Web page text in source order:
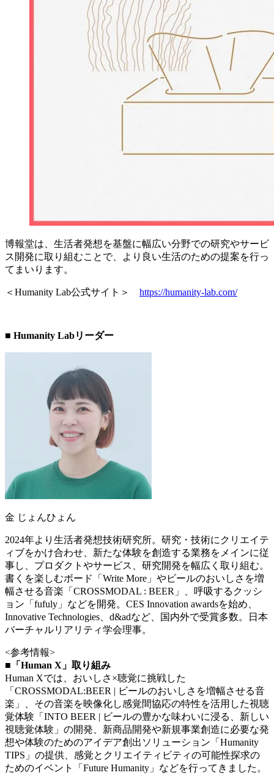
博報堂は、生活者発想を基盤に幅広い分野での研究やサービ
ス開発に取り組むことで、より良い生活のための提案を行っ
てまいります。
＜Humanity Lab公式サイト＞ https://humanity-lab.com/
■ Humanity Labリーダー
金 じょんひょん
2024年より生活者発想技術研究所。研究・技術にクリエイテ
ィブをかけ合わせ、新たな体験を創造する業務をメインに従
事し、プロダクトやサービス、研究開発を幅広く取り組む。
書くを楽しむボード「Write More」やビールのおいしさを増
幅させる音楽「CROSSMODAL : BEER」、呼吸するクッシ
ョン「fufuly」などを開発。CES Innovation awardsを始め、
Innovative Technologies、d&adなど、国内外で受賞多数。日本
バーチャルリアリティ学会理事。
<参考情報>
■「Human X」取り組み
Human Xでは、おいしさ×聴覚に挑戦した
「CROSSMODAL:BEER | ビールのおいしさを増幅させる音
楽」、その音楽を映像化し感覚間協応の特性を活用した視聴
覚体験「INTO BEER | ビールの豊かな味わいに浸る、新しい
視聴覚体験」の開発、新商品開発や新規事業創造に必要な発
想や体験のためのアイデア創出ソリューション「Humanity
TIPS」の提供、感覚とクリエイティビティの可能性探求の
ためのイベント「Future Humanity」などを行ってきました。